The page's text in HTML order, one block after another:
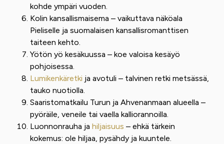
kohde ympäri vuoden.
Kolin kansallismaisema – vaikuttava näköala
Pieliselle ja suomalaisen kansallisromanttisen
taiteen kehto.
Yötön yö kesäkuussa – koe valoisa kesäyö
pohjoisessa.
Lumikenkäretki ja avotuli – talvinen retki metsässä,
tauko nuotiolla.
Saaristomatkailu Turun ja Ahvenanmaan alueella –
pyöräile, veneile tai vaella kalliorannoilla.
Luonnonrauha ja hiljaisuus – ehkä tärkein
kokemus: ole hiljaa, pysähdy ja kuuntele.